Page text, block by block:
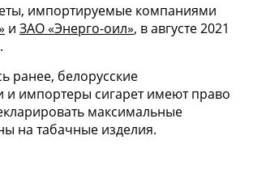
импортируемые компаниями
и ЗАО «Энерго-оил», в августе 2021
ранее, белорусские
и импортеры сигарет имеют право
максимальные
на табачные изделия.